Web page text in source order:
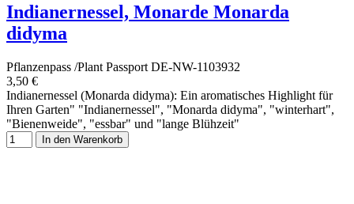
Indianernessel, Monarde Monarda
didyma
Pflanzenpass /Plant Passport DE-NW-1103932
3,50 €
Indianernessel (Monarda didyma): Ein aromatisches Highlight für
Ihren Garten" "Indianernessel", "Monarda didyma", "winterhart",
"Bienenweide", "essbar" und "lange Blühzeit"
In den Warenkorb